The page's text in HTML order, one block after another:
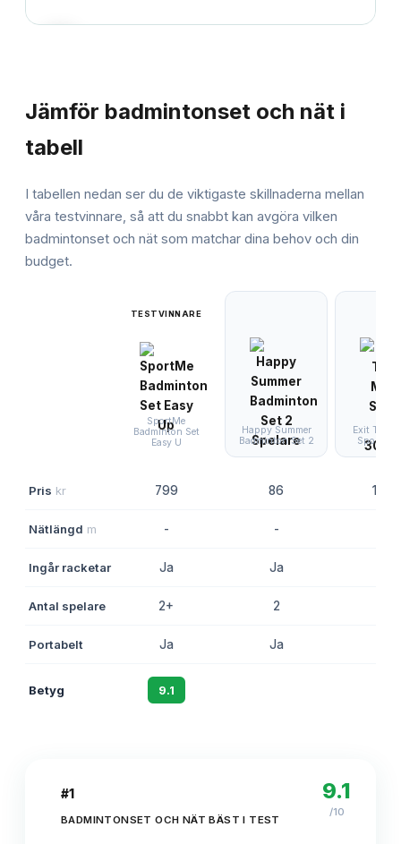
Jämför badmintonset och nät i
tabell
I tabellen nedan ser du de viktigaste skillnaderna mellan
våra testvinnare, så att du snabbt kan avgöra vilken
badmintonset och nät som matchar dina behov och din
budget.
TESTVINNARE
SportMe
Badminton Set
Easy U
Happy Summer
Badminton Set 2
Exit Toys
Sport
Pris kr 799 86 1 021
Nätlängd m - -
Ingår racketar Ja Ja
Antal spelare 2+ 2
Portabelt Ja Ja
Betyg 9.1
#1
BADMINTONSET OCH NÄT BÄST I TEST
9.1
/10